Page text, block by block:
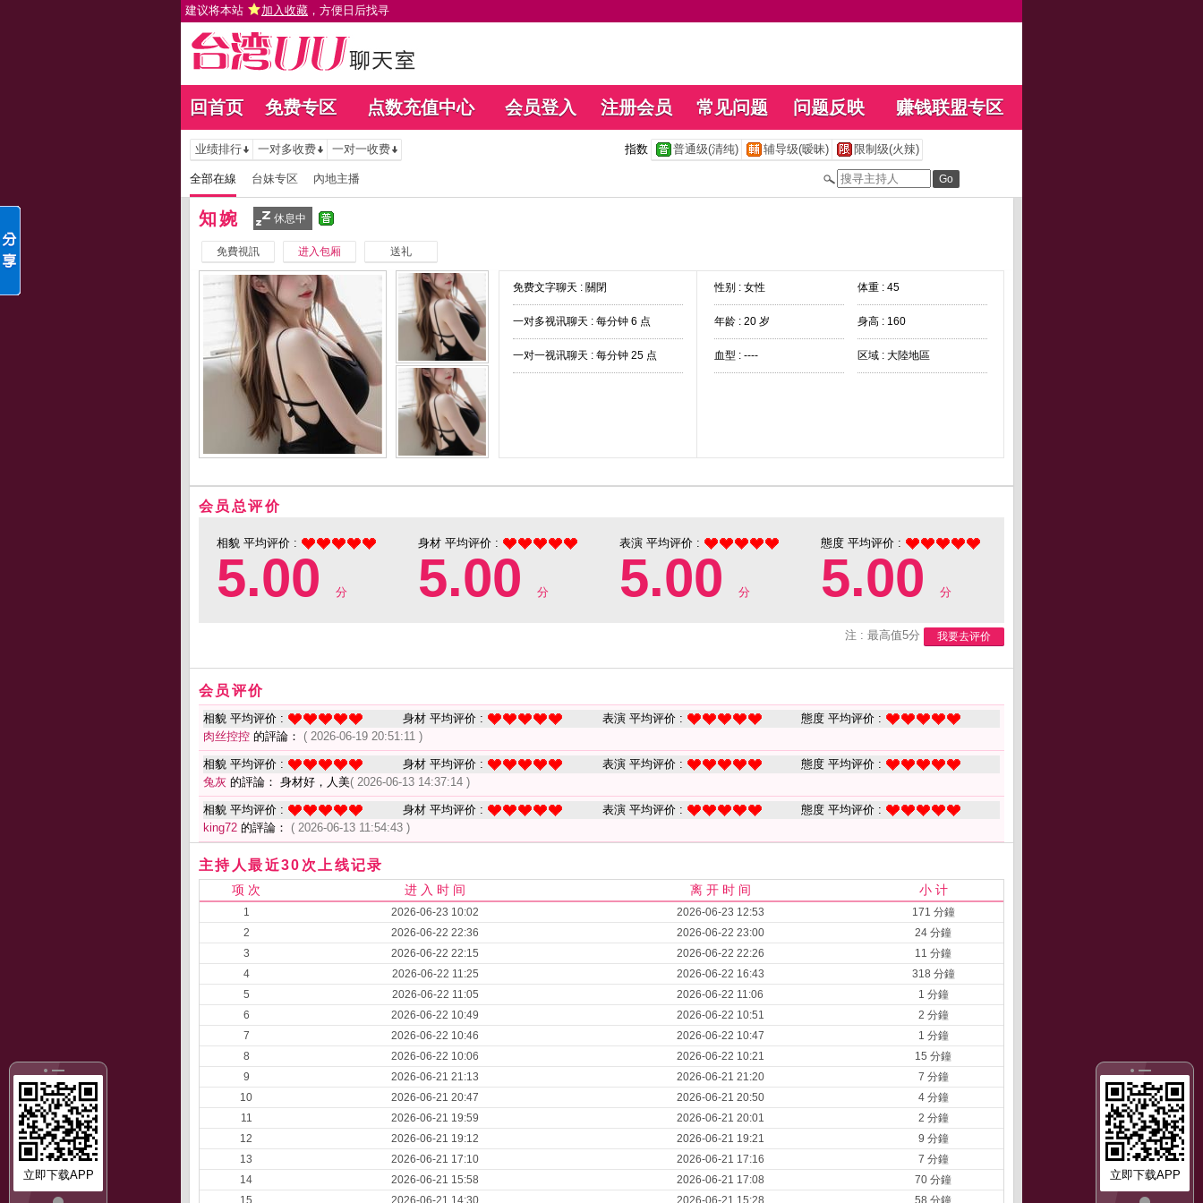
建议将本站 加入收藏 ，方便日后找寻
回首页 免费专区 点数充值中心 会员登入 注册会员 常见问题 问题反映 赚钱联盟专区
立即下载APP
立即下载APP
业绩排行 一对多收费 一对一收费 指数 普通级(清纯) 辅导级(暧昧) 限制级(火辣)
全部在線 台妹专区 內地主播
知婉 休息中
免費視訊 进入包厢 送礼
免费文字聊天 : 關閉
一对多视讯聊天 : 每分钟 6 点
一对一视讯聊天 : 每分钟 25 点
性别 : 女性 体重 : 45
年龄 : 20 岁 身高 : 160
血型 : ---- 区域 : 大陸地區
会员总评价
相貌 平均评价 :
5.00 分
身材 平均评价 :
5.00 分
表演 平均评价 :
5.00 分
態度 平均评价 :
5.00 分
注 : 最高值5分 我要去评价
会员评价
相貌 平均评价 : 身材 平均评价 : 表演 平均评价 :
態度 平均评价 :
肉丝控控 的評論： ( 2026-06-19 20:51:11 )
相貌 平均评价 : 身材 平均评价 : 表演 平均评价 :
態度 平均评价 :
兔灰 的評論： 身材好，人美( 2026-06-13 14:37:14 )
相貌 平均评价 : 身材 平均评价 : 表演 平均评价 :
態度 平均评价 :
king72 的評論： ( 2026-06-13 11:54:43 )
主持人最近30次上线记录
项 次 进 入 时 间 离 开 时 间 小 计
1 2026-06-23 10:02 2026-06-23 12:53
171 分鐘
2
2026-06-22 22:36 2026-06-22 23:00
24 分鐘
3
2026-06-22 22:15 2026-06-22 22:26
11 分鐘
4
2026-06-22 11:25 2026-06-22 16:43
318 分鐘
5
2026-06-22 11:05 2026-06-22 11:06
1 分鐘
6
2026-06-22 10:49 2026-06-22 10:51
2 分鐘
7
2026-06-22 10:46 2026-06-22 10:47
1 分鐘
8
2026-06-22 10:06 2026-06-22 10:21
15 分鐘
9
2026-06-21 21:13 2026-06-21 21:20
7 分鐘
10
2026-06-21 20:47 2026-06-21 20:50
4 分鐘
11
2026-06-21 19:59 2026-06-21 20:01
2 分鐘
12
2026-06-21 19:12 2026-06-21 19:21
9 分鐘
13
2026-06-21 17:10 2026-06-21 17:16
7 分鐘
14
2026-06-21 15:58 2026-06-21 17:08
70 分鐘
15
2026-06-21 14:30 2026-06-21 15:28 58 分鐘